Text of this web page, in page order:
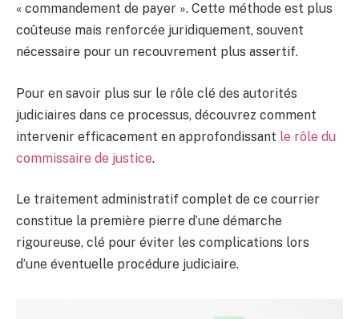
« commandement de payer ». Cette méthode est plus
coûteuse mais renforcée juridiquement, souvent
nécessaire pour un recouvrement plus assertif.
Pour en savoir plus sur le rôle clé des autorités
judiciaires dans ce processus, découvrez comment
intervenir efficacement en approfondissant le rôle du
commissaire de justice.
Le traitement administratif complet de ce courrier
constitue la première pierre d’une démarche
rigoureuse, clé pour éviter les complications lors
d’une éventuelle procédure judiciaire.